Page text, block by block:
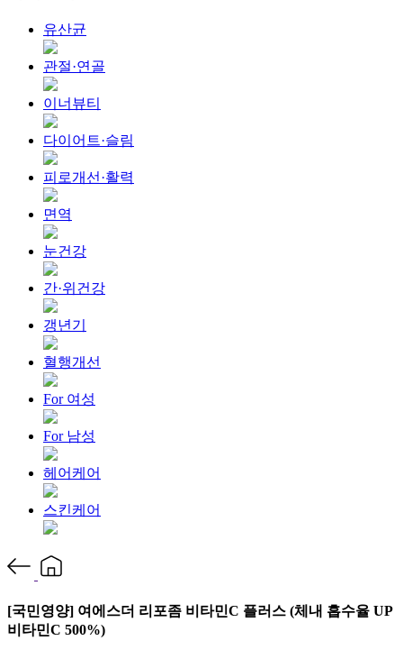
유산균
관절·연골
이너뷰티
다이어트·슬림
피로개선·활력
면역
눈건강
간·위건강
갱년기
혈행개선
For 여성
For 남성
헤어케어
스킨케어
[국민영양] 여에스더 리포좀 비타민C 플러스 (체내 흡수율 UP
비타민C 500%)